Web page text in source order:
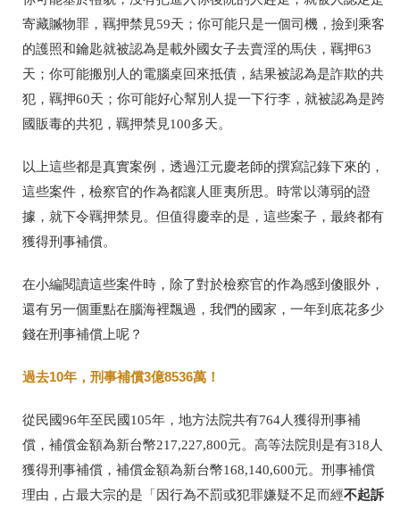
寄藏贓物罪，羈押禁見59天；你可能只是一個司機，撿到乘客
的護照和鑰匙就被認為是載外國女子去賣淫的馬伕，羈押63
天；你可能搬別人的電腦桌回來抵債，結果被認為是詐欺的共
犯，羈押60天；你可能好心幫別人提一下行李，就被認為是跨
國販毒的共犯，羈押禁見100多天。
以上這些都是真實案例，透過江元慶老師的撰寫記錄下來的，
這些案件，檢察官的作為都讓人匪夷所思。時常以薄弱的證
據，就下令羈押禁見。但值得慶幸的是，這些案子，最終都有
獲得刑事補償。
在小編閱讀這些案件時，除了對於檢察官的作為感到傻眼外，
還有另一個重點在腦海裡飄過，我們的國家，一年到底花多少
錢在刑事補償上呢？
過去10年，刑事補償3億8536萬！
從民國96年至民國105年，地方法院共有764人獲得刑事補
償，補償金額為新台幣217,227,800元。高等法院則是有318人
獲得刑事補償，補償金額為新台幣168,140,600元。刑事補償
理由，占最大宗的是「因行為不罰或犯罪嫌疑不足而經不起訴